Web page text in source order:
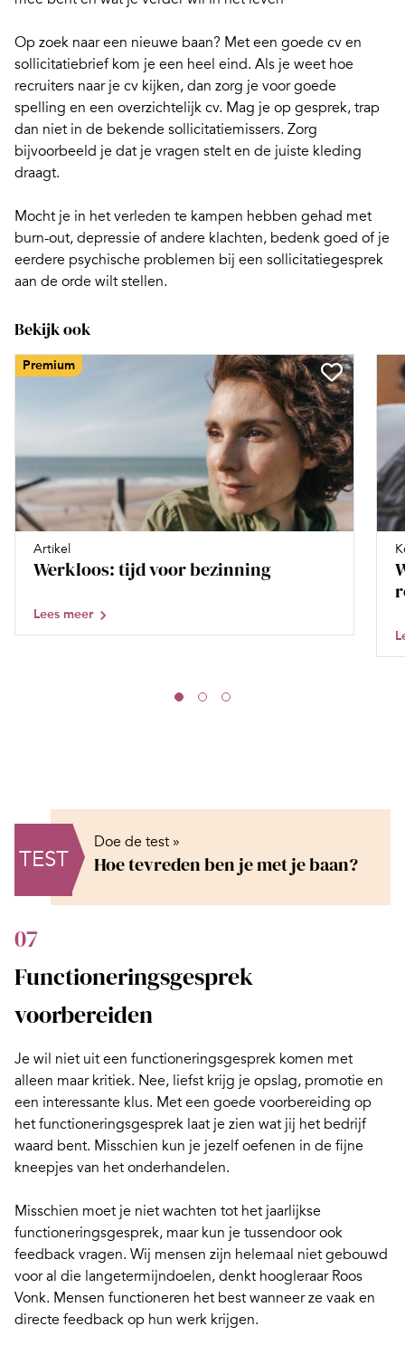
Op zoek naar een nieuwe baan? Met een goede cv en
sollicitatiebrief kom je een heel eind. Als je weet hoe
recruiters naar je cv kijken, dan zorg je voor goede
spelling en een overzichtelijk cv. Mag je op gesprek, trap
dan niet in de bekende sollicitatiemissers. Zorg
bijvoorbeeld je dat je vragen stelt en de juiste kleding
draagt.
Mocht je in het verleden te kampen hebben gehad met
burn-out, depressie of andere klachten, bedenk goed of je
eerdere psychische problemen bij een sollicitatiegesprek
aan de orde wilt stellen.
Bekijk ook
Premium
Artikel
Werkloos: tijd voor bezinning
Lees meer
TEST
Doe de test »
Hoe tevreden ben je met je baan?
07
Functioneringsgesprek
voorbereiden
Je wil niet uit een functioneringsgesprek komen met
alleen maar kritiek. Nee, liefst krijg je opslag, promotie en
een interessante klus. Met een goede voorbereiding op
het functioneringsgesprek laat je zien wat jij het bedrijf
waard bent. Misschien kun je jezelf oefenen in de fijne
kneepjes van het onderhandelen.
Misschien moet je niet wachten tot het jaarlijkse
functioneringsgesprek, maar kun je tussendoor ook
feedback vragen. Wij mensen zijn helemaal niet gebouwd
voor al die langetermijndoelen, denkt hoogleraar Roos
Vonk. Mensen functioneren het best wanneer ze vaak en
directe feedback op hun werk krijgen.